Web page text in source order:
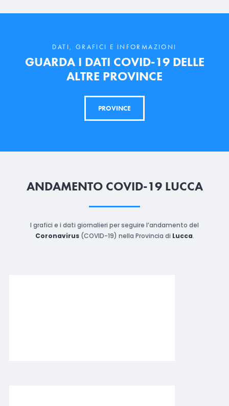
DATI, GRAFICI E INFORMAZIONI
GUARDA I DATI COVID-19 DELLE
ALTRE PROVINCE
PROVINCE
ANDAMENTO COVID-19 LUCCA
I grafici e i dati giornalieri per seguire l’andamento del
Coronavirus(COVID-19) nella Provincia di Lucca.